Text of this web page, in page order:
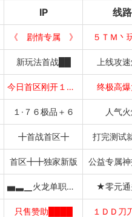
IP 线路
《 剧情专属 》 ５ＴＭ丶
新玩法首战██ 上线攻
今日首区刚开１秒１秒███ 终极高
１·７６极品＋６ 人气
╋首战首区╋ 打完测试
首区╋╋独家新版 公益专属
▅▃▁火龙单职业▁▃▅ ★零元
只售赞助████ １ＤＤ刀